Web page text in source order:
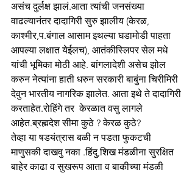
असंच दुर्लक्ष झालं.आता त्यांची जनसंख्या
वाढल्यानंतर दादागिरी सुरु झालीय (केरळ,
काश्मीर,प.बंगाल आसाम इथल्या घडामोडी पाहता
आपल्या लक्षात येईलच), आतंकीस्लिपर सेल मधे
यांची भूमिका मोठी आहे. बांगलादेशी असेच झोल
करुन नेत्यांना हाती धरुन सरकारी बाबुंना चिरीमिरी
देवुन भारतीय नागरिक झालेत. आता इथे ते दादागिरी
करताहेत.रोहिंगे तर  केरळात वसु लागले
आहेत.ब्रह्मदेश सीमा कुठे ? केरळ कुठे?
तेव्हा या षडयंत्रास बळी न पडता फुकटची
माणुसकी दाखवु नका .हिंदु,शिख मंडळीना सुरक्षित
बाहेर काढा व सुखरूप आता व बाकीच्या मंडळी